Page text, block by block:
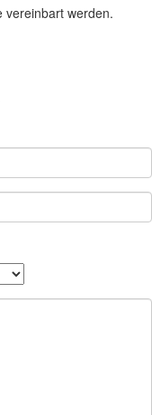
vereinbart werden.